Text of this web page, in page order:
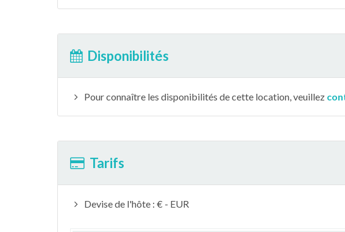
Disponibilités
Pour connaître les disponibilités de cette location, veuillez
Tarifs
Devise de l'hôte : € - EUR